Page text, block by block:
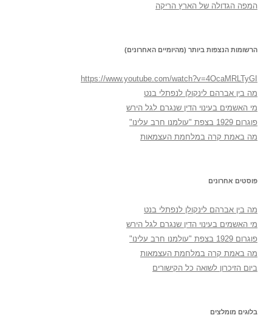
המפה הגדולה של הארץ הריקה
הרשומות הנצפות ביותר (מהיומיים האחרונים)
https://www.youtube.com/watch?v=4OcaMRLTyGI
מה בין אברהם לינקולן לנפתלי בנט
מי האשמים בעינוי הדין שנגרם לגל הירש
פוגרום 1929 בצפת "עולמנו חרב עלינו"
מה באמת קרה במלחמת העצמאות
פוסטים אחרונים
מה בין אברהם לינקולן לנפתלי בנט
מי האשמים בעינוי הדין שנגרם לגל הירש
פוגרום 1929 בצפת "עולמנו חרב עלינו"
מה באמת קרה במלחמת העצמאות
ביום הזיכרון לשואה כל הקישורים
בלוגים מומלצים